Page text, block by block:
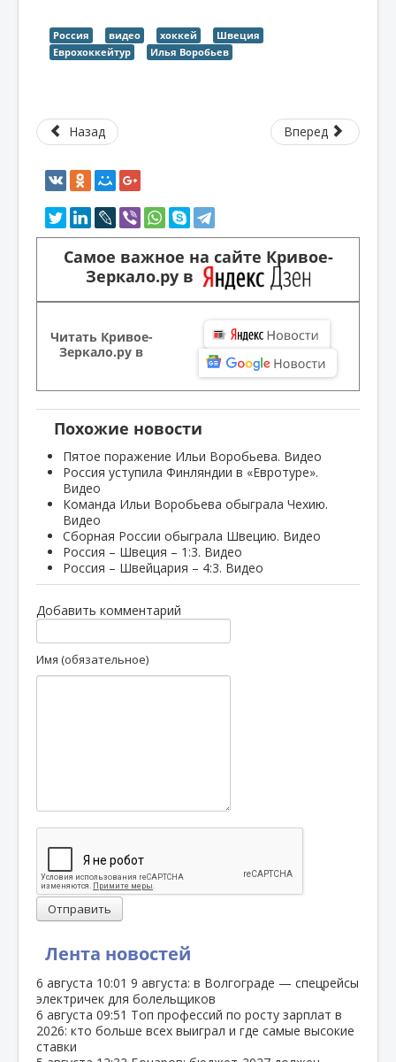
Лента новостей
6 августа 10:01 9 августа: в Волгограде — спецрейсы
электричек для болельщиков
6 августа 09:51 Топ профессий по росту зарплат в
2026: кто больше всех выиграл и где самые высокие
ставки
Россия видео хоккей
Швеция
Еврохоккейтур
Илья Воробьев
Назад Вперед
Самое важное на сайте Кривое-
Зеркало.ру в
Читать Кривое-
Зеркало.ру в
Похожие новости
Пятое поражение Ильи Воробьева. Видео
Россия уступила Финляндии в «Евротуре».
Видео
Команда Ильи Воробьева обыграла Чехию.
Видео
Сборная России обыграла Швецию. Видео
Россия – Швеция – 1:3. Видео
Россия – Швейцария – 4:3. Видео
Добавить комментарий
Имя (обязательное)
Отправить